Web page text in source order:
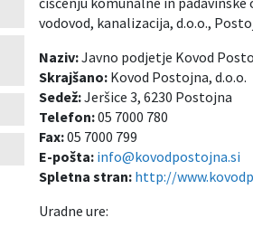
vodovod, kanalizacija, d.o.o.,
Naziv:Javno podjetje Kovod
Skrajšano:Kovod Postojna, d.o.o.
Sedež:Jeršice 3, 6230 Postojna
Telefon:05 7000 780
Fax:05 7000 799
E-pošta: info@kovodpostojna.si
Spletna stran: http://
Uradne ure: